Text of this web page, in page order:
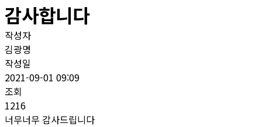
감사합니다
작성자
김광명
작성일
2021-09-01 09:09
조회
1216
너무너무 감사드립니다